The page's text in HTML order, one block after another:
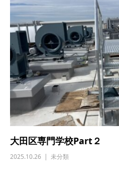
大田区専門学校Part２
2025.10.26 未分類